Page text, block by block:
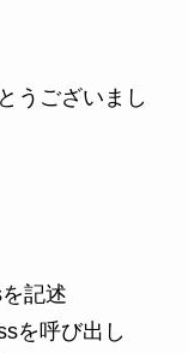
うございまし
記述
を呼び出し